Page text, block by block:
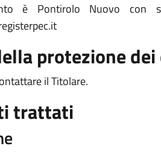
è Pontirolo Nuovo
protezione
il Titolare.
trattati